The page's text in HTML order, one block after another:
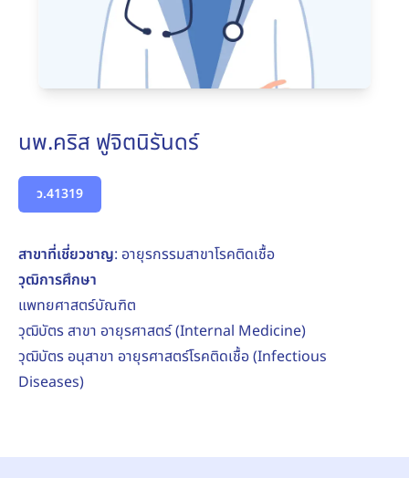
นพ.คริส ฟูจิตนิรันดร์
ว.41319
สาขาที่เชี่ยวชาญ: อายุรกรรมสาขาโรคติดเชื้อ
วุฒิการศึกษา
แพทยศาสตร์บัณฑิต
วุฒิบัตร สาขา อายุรศาสตร์ (Internal Medicine)
วุฒิบัตร อนุสาขา อายุรศาสตร์โรคติดเชื้อ (Infectious
Diseases)